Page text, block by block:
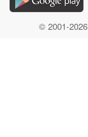
© 2001-2026